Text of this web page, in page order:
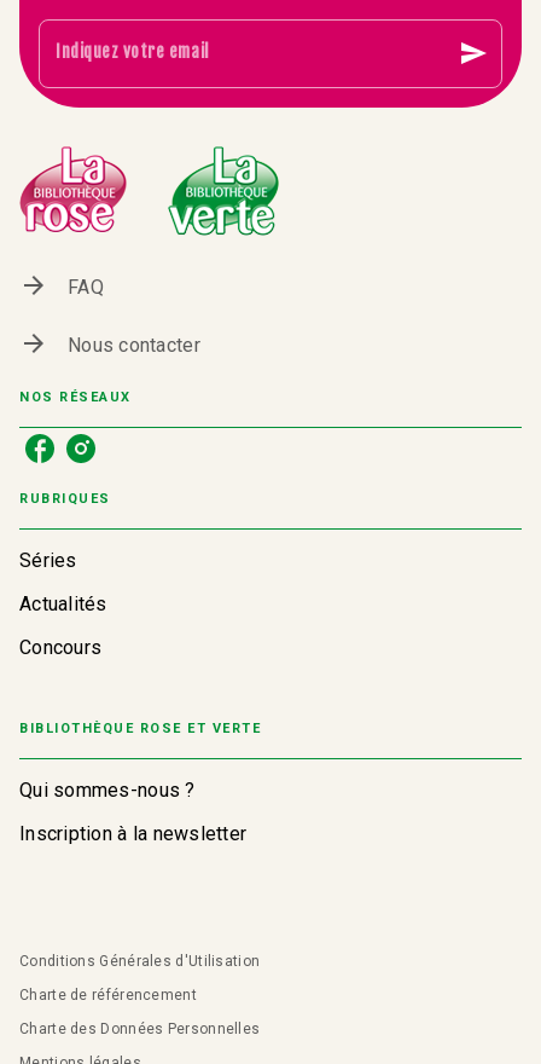
Indiquez votre email send
arrow_forward FAQ
arrow_forward Nous contacter
NOS RÉSEAUX
RUBRIQUES
Séries
Actualités
Concours
BIBLIOTHÈQUE ROSE ET VERTE
Qui sommes-nous ?
Inscription à la newsletter
Conditions Générales d'Utilisation
Charte de référencement
Charte des Données Personnelles